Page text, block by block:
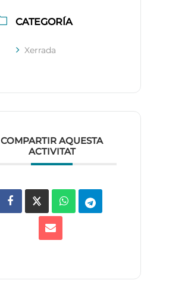
CATEGORÍA
Xerrada
COMPARTIR AQUESTA
ACTIVITAT